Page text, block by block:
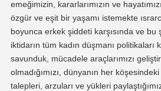
emeğimizin, kararlarımızın ve
özgür ve eşit bir yaşamı istemekte
boyunca erkek şiddeti karşısında ve bu
iktidarın tüm kadın düşmanı politikaları
savunduk, mücadele araçlarımızı
olmadığımızı, dünyanın her
talepleri, arzuları ve yükleri